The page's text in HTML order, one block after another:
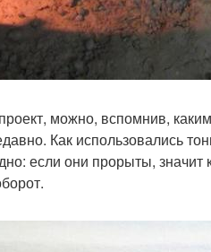
можно, вспомнив,
Как использовались
если они прорыты, значит